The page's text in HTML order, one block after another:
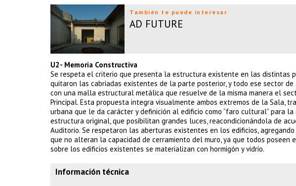
También te puede interesar
AD FUTURE
U2- Memoria Constructiva
Se respeta el criterio que presenta la estructura existente en las distintas
quitaron las cabriadas existentes de la parte posterior, y todo ese sector
con una malla estructural metálica que resuelve de la misma manera el
Principal. Esta propuesta integra visualmente ambos extremos de la Sala,
urbana que le da carácter y definición al edificio como “faro cultural” para
estructura original, que posibilitan grandes luces, reacondicionándola de
Auditorio. Se respetaron las aberturas existentes en los edificios,
que no alteran la capacidad de cerramiento del muro, ya que todos poseen
sobre los edificios existentes se materializan con hormigón y vidrio.
Información técnica